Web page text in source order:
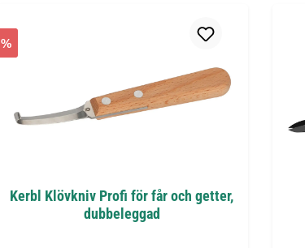
%
Kerbl Klövkniv Profi för får och getter,
dubbeleggad